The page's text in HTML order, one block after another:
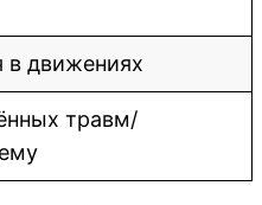
в движениях
травм/